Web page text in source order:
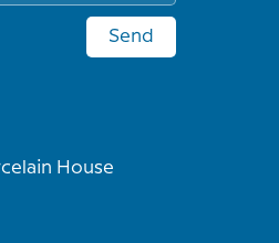
Send
House